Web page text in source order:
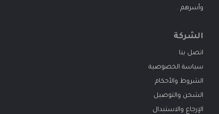
وأسرهم .
الشركة
اتصل بنا
سياسة الخصوصية
الشروط والأحكام
الشحن والتوصيل
الإرجاع والاستبدال